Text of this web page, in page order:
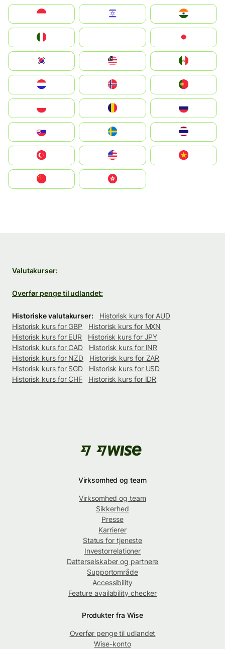
South Korea
United States
中國香港特別行政區
Valutakurser:
Overfør penge til udlandet:
Historiske valutakurser:
Historisk kurs for AUD
Historisk kurs for GBP
Historisk kurs for MXN
Historisk kurs for EUR
Historisk kurs for JPY
Historisk kurs for CAD
Historisk kurs for INR
Historisk kurs for NZD
Historisk kurs for ZAR
Historisk kurs for SGD
Historisk kurs for USD
Historisk kurs for CHF
Historisk kurs for IDR
Virksomhed og team
Virksomhed og team
Sikkerhed
Presse
Karrierer
Status for tjeneste
Investorrelationer
Datterselskaber og partnere
Supportområde
Accessibility
Feature availability checker
Produkter fra Wise
Overfør penge til udlandet
Wise-konto